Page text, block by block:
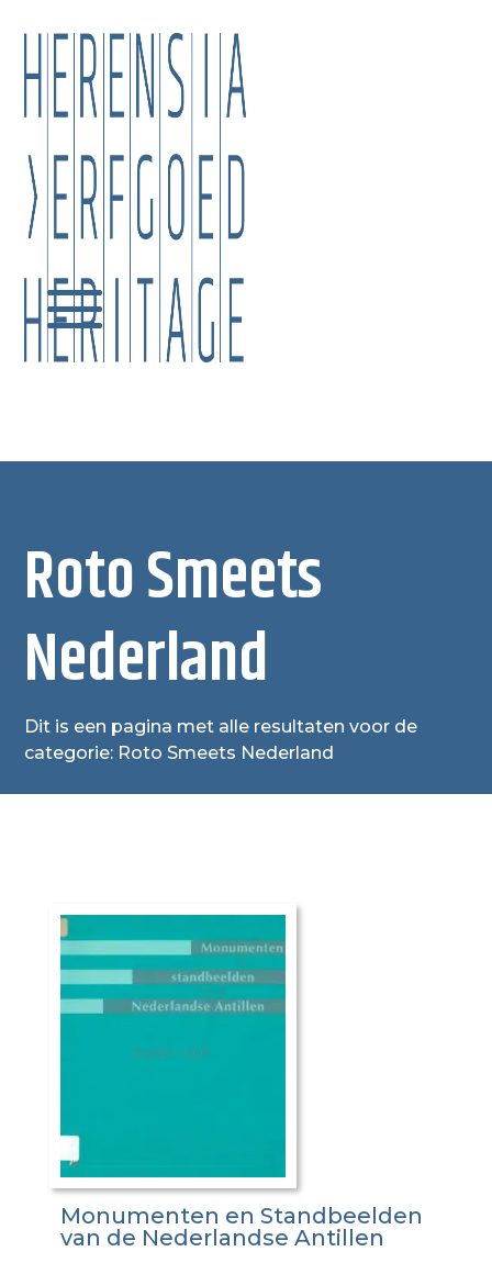
Roto Smeets
Nederland
Dit is een pagina met alle resultaten voor de
categorie: Roto Smeets Nederland
Monumenten en Standbeelden
van de Nederlandse Antillen